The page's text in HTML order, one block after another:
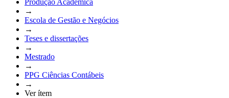
→
Escola de Gestão e Negócios
→
Teses e dissertações
→
Mestrado
→
PPG Ciências Contábeis
→
Ver ítem